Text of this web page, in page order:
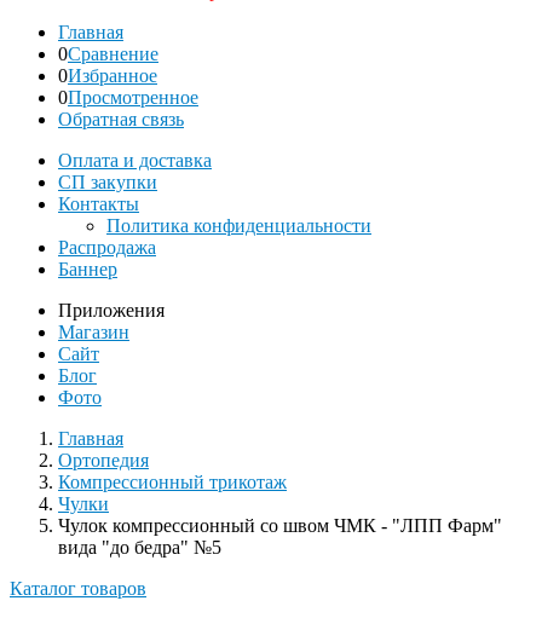
Главная
0Сравнение
0Избранное
0Просмотренное
Обратная связь
Оплата и доставка
СП закупки
Контакты
Политика конфиденциальности
Распродажа
Баннер
Приложения
Магазин
Сайт
Блог
Фото
Главная
Ортопедия
Компрессионный трикотаж
Чулки
Чулок компрессионный со швом ЧМК - "ЛПП Фарм"
вида "до бедра" №5
Каталог товаров